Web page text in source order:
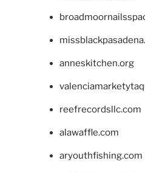
anneskitchen.org
reefrecordsllc.com
alawaffle.com
aryouthfishing.com